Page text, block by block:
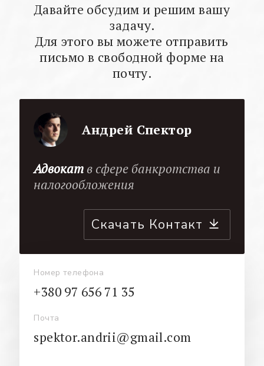
Давайте обсудим и решим вашу
задачу.
Для этого вы можете отправить
письмо в свободной форме на
почту.
Андрей Спектор
Адвокат в сфере банкротства и
налогообложения
Скачать Контакт
Номер телефона
+380 97 656 71 35
Почта
spektor.andrii@gmail.com